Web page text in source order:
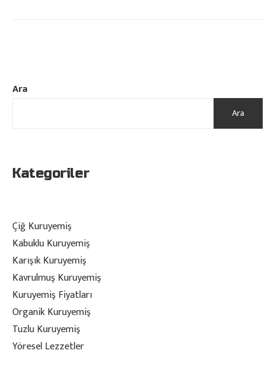
Ara
Ara
Kategoriler
Çiğ Kuruyemiş
Kabuklu Kuruyemiş
Karışık Kuruyemiş
Kavrulmuş Kuruyemiş
Kuruyemiş Fiyatları
Organik Kuruyemiş
Tuzlu Kuruyemiş
Yöresel Lezzetler